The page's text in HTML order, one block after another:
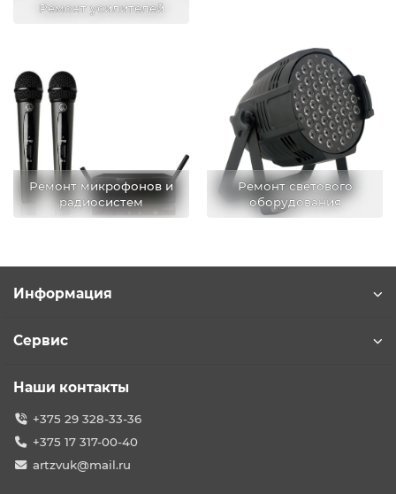
Ремонт усилителей
Ремонт микрофонов и
радиосистем
Ремонт светового
оборудования
Информация
Сервис
Наши контакты
+375 29 328-33-36
+375 17 317-00-40
artzvuk@mail.ru